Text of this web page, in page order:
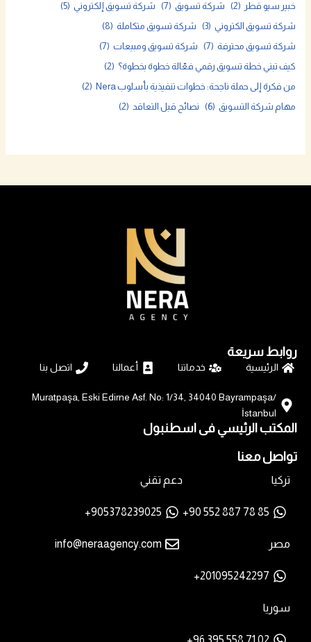
خبير سيو قطر (2) شركة تسويق (7) شركة تسويق إلكتروني (5)
شركة تسويق الكتروني (3) شركة تسويق متكاملة (8)
شركة تسويق محترفة (7) شركة تسويق ومبيعات (7)
كيف تبني خطة تسويق رقمي فعّالة خطوة بخطوة؟ (2)
من فكرة إلى حملة ناجحة: خطوات تنفيذية بأسلوب Nera
(2)
مهام شركة التسويق (6) نصائح قبل التعاقد (2)
روابط سريعة
الرئيسية خدماتنا أعمالنا اتصل بنا
المكتب الرئيسي فى اسطنبول
Muratpaşa, Eski Edirne Asf. No: 1/34, 34040 Bayrampaşa/
İstanbul
تواصل معنا
تركيا
85 78 887 552 90+
مصر
201095242297+
سوريا
دعم تقني
905378239025+
info@neraagency.com